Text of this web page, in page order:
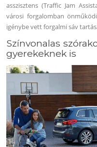
asszisztens (Traffic Jam
városi forgalomban
igénybe vett forgalmi sáv
Színvonalas
gyerekeknek is